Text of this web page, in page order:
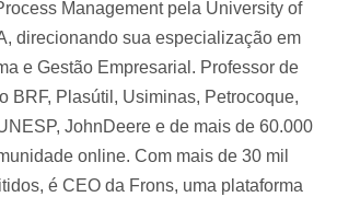
Management pela University of
direcionando sua especialização em
e Gestão Empresarial. Professor de
BRF, Plasútil, Usiminas, Petrocoque,
JohnDeere e de mais de 60.000
online. Com mais de 30 mil
é CEO da Frons, uma plataforma